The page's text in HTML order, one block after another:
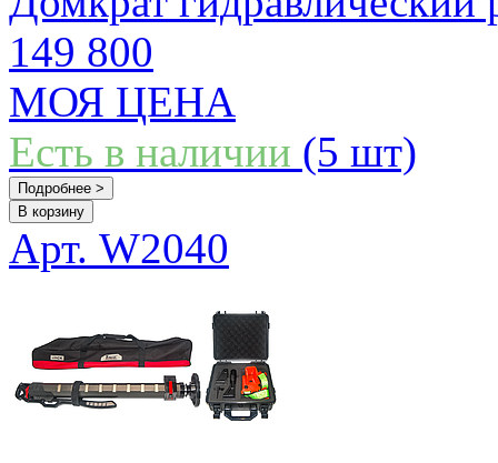
149 800
МОЯ ЦЕНА
Есть в наличии (5 шт)
Подробнее >
В корзину
Арт. W2040